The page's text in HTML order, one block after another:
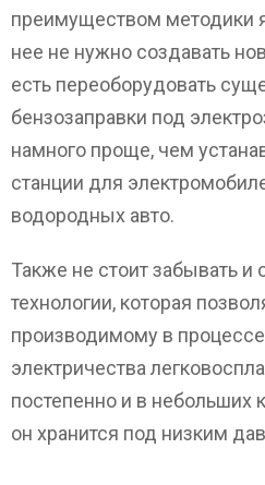
преимуществом методики
нее не нужно создавать
есть переоборудовать
бензозаправки под
намного проще, чем
станции для
водородных авто.
Также не стоит забывать и
технологии, которая
производимому в
электричества
постепенно и в небольших
он хранится под низким